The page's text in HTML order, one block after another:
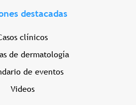
destacadas
clínicos
de dermatología
de eventos
Videos